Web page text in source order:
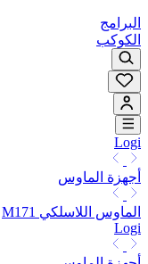
البرامج
الكوكب
Logi
أجهزة الماوس
الماوس اللاسلكي M171
Logi